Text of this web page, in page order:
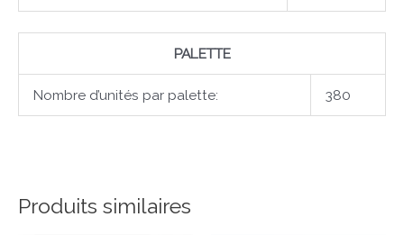
PALETTE
Nombre d’unités par palette: 380
Produits similaires